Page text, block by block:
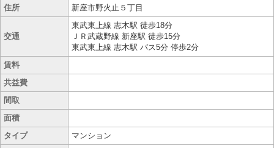
住所 新座市野火止５丁目
交通
東武東上線 志木駅 徒歩18分
ＪＲ武蔵野線 新座駅 徒歩15分
東武東上線 志木駅 バス5分 停歩2分
賃料
共益費
間取
面積
タイプ
マンション